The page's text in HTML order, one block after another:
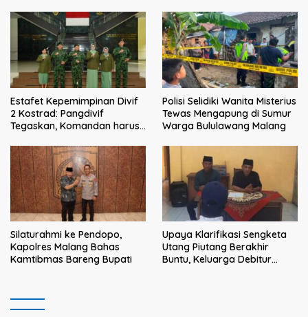
bagi Pejuang Sosial
Estafet Kepemimpinan Divif
2 Kostrad: Pangdivif
Tegaskan, Komandan harus
dan solusi bagi prajurit
Polisi Selidiki Wanita Misterius
Tewas Mengapung di Sumur
Warga Bululawang Malang
Silaturahmi ke Pendopo,
Kapolres Malang Bahas
Kamtibmas Bareng Bupati
Upaya Klarifikasi Sengketa
Utang Piutang Berakhir
Buntu, Keluarga Debitur